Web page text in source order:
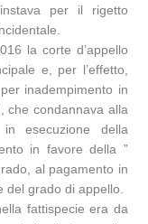
per il rigetto
la corte d’appello
e, per l’effetto,
inadempimento in
che condannava alla
esecuzione della
in favore della ”
al pagamento in
del grado di appello.
fattispecie era da